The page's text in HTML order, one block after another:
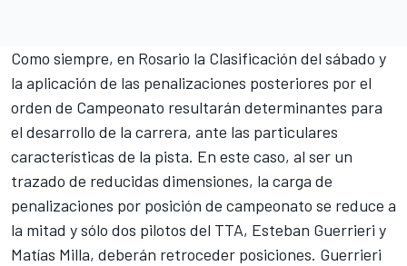
Como siempre, en Rosario la Clasificación del sábado y
la aplicación de las penalizaciones posteriores por el
orden de Campeonato resultarán determinantes para
el desarrollo de la carrera, ante las particulares
características de la pista. En este caso, al ser un
trazado de reducidas dimensiones, la carga de
penalizaciones por posición de campeonato se reduce a
la mitad y sólo dos pilotos del TTA, Esteban Guerrieri y
Matías Milla, deberán retroceder posiciones. Guerrieri